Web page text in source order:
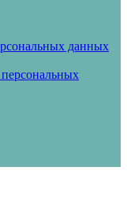
данных